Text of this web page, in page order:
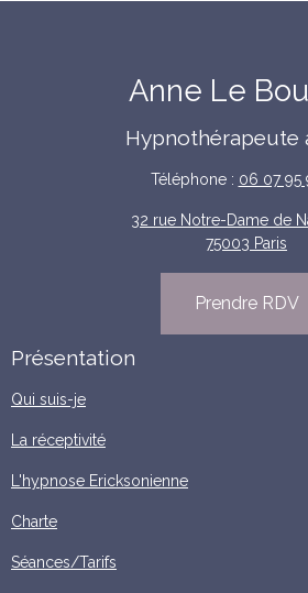
Anne Le
Hypnothérapeute
Téléphone : 06 07 95
32 rue Notre-Dame de
75003 Paris
Prendre RDV
Présentation
Qui suis-je
La réceptivité
L'hypnose Ericksonienne
Charte
Séances/Tarifs